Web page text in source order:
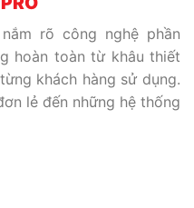
rõ công nghệ phần
hoàn toàn từ khâu thiết
khách hàng sử dụng.
lẻ đến những hệ thống